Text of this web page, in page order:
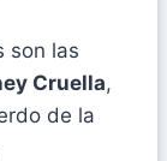
son las
Cruella,
de la